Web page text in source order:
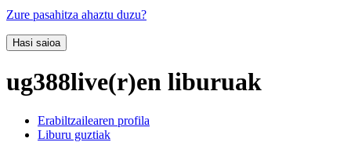
Zure pasahitza ahaztu duzu?
Hasi saioa
ug388live(r)en liburuak
Erabiltzailearen profila
Liburu guztiak